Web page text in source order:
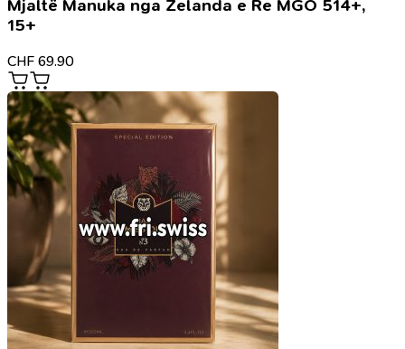
Mjaltë Manuka nga Zelanda e Re MGO 514+,
15+
CHF 69.90